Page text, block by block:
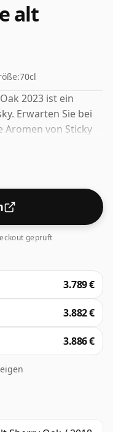
alt
70cl
2023 ist ein
Erwarten Sie bei
Aromen von Sticky
von
Ein Geschmack
subtiles Toffee,
anhaltende
geprüft
3.789 €
3.882 €
3.886 €